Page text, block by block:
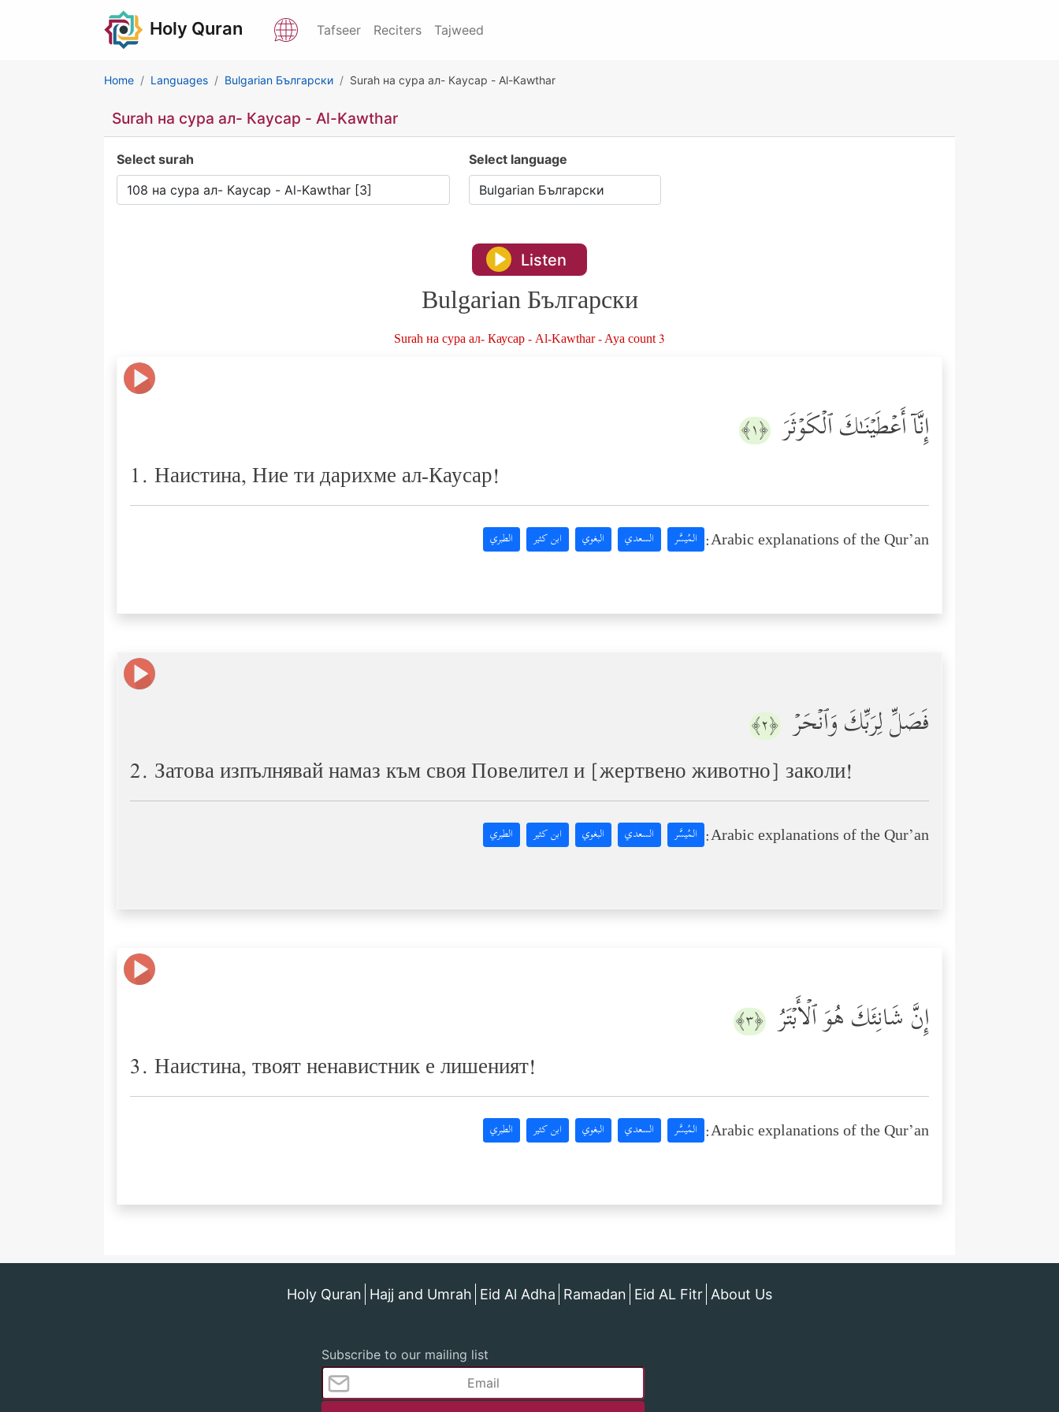
Holy Quran Tafseer Reciters Tajweed
Home Languages Bulgarian Български Surah на сура ал- Каусар - Al-Kawthar
Surah на сура ал- Каусар - Al-Kawthar
Select surah Select language
Listen
Bulgarian Български
Surah на сура ал- Каусар - Al-Kawthar - Aya count 3
إِنَّاۤ أَعۡطَیۡنَـٰكَ ٱلۡكَوۡثَرَ ﴿١﴾
1. Наистина, Ние ти дарихме ал-Каусар!
Arabic explanations of the Qur’an: المُيسَّر السعدي البغوي ابن كثير الطبري
فَصَلِّ لِرَبِّكَ وَٱنۡحَرۡ ﴿٢﴾
2. Затова изпълнявай намаз към своя Повелител и [жертвено животно] заколи!
Arabic explanations of the Qur’an: المُيسَّر السعدي البغوي ابن كثير الطبري
إِنَّ شَانِئَكَ هُوَ ٱلۡأَبۡتَرُ ﴿٣﴾
3. Наистина, твоят ненавистник е лишеният!
Arabic explanations of the Qur’an: المُيسَّر السعدي البغوي ابن كثير الطبري
Holy Quran Hajj and Umrah Eid Al Adha Ramadan Eid AL Fitr About Us
Subscribe to our mailing list